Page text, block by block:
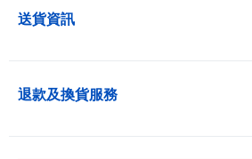
送貨資訊
退款及換貨服務